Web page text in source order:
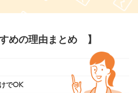
めの理由まとめ 】
でOK